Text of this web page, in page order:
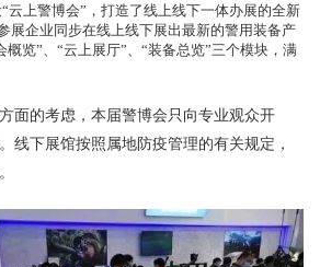
云上警博会”，打造了线上线下一体办展的全新
展企业同步在线上线下展出最新的警用装备产
概览”、“云上展厅”、“装备总览”三个模块，满
面的考虑，本届警博会只向专业观众开
线下展馆按照属地防疫管理的有关规定，